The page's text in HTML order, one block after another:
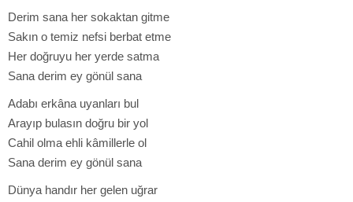
​Derim sana her sokaktan gitme
Sakın o temiz nefsi berbat etme
Her doğruyu her yerde satma
Sana derim ey gönül sana
​Adabı erkâna uyanları bul
Arayıp bulasın doğru bir yol
Cahil olma ehli kâmillerle ol
Sana derim ey gönül sana
​Dünya handır her gelen uğrar